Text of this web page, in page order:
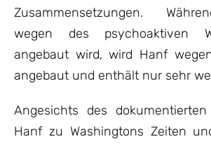
Zusammensetzungen.
wegen des psychoaktiven
angebaut wird, wird Hanf
angebaut und enthält nur sehr
Angesichts des
Hanf zu Washingtons Zeiten